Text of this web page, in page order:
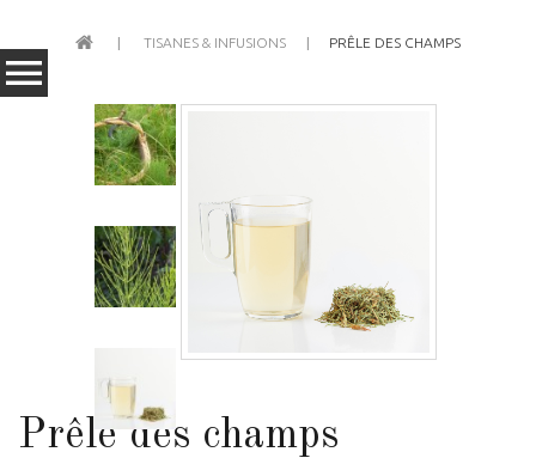
TISANES & INFUSIONS PRÊLE DES CHAMPS
Prêle des champs